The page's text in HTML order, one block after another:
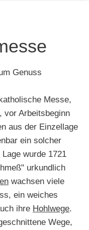
Genuss
Messe,
vor Arbeitsbeginn
aus der Einzellage
ein solcher
wurde 1721
urkundlich
wachsen viele
ein weiches
ihre Hohlwege.
Wege,